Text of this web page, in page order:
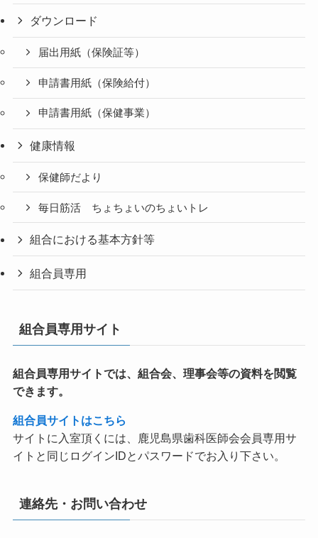
ダウンロード
届出用紙（保険証等）
申請書用紙（保険給付）
申請書用紙（保健事業）
健康情報
保健師だより
毎日筋活 ちょちょいのちょいトレ
組合における基本方針等
組合員専用
組合員専用サイト
組合員専用サイトでは、 組合会、理事会等の資料を閲覧
できます。
組合員サイトはこちら
サイトに入室頂くには、鹿児島県歯科医師会会員専用サ
イトと同じログインIDとパスワードでお入り下さい。
連絡先・お問い合わせ